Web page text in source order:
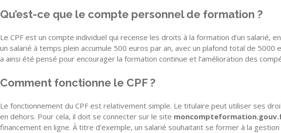
Qu’est-ce que le compte personnel de formation ?
Le CPF est un compte individuel qui recense les droits à la formation d’un
un salarié à temps plein accumule 500 euros par an, avec un plafond total de
a ainsi été pensé pour encourager la formation continue et l’amélioration des
Comment fonctionne le CPF ?
Le fonctionnement du CPF est relativement simple. Le titulaire peut utiliser ses
en dehors. Pour cela, il doit se connecter sur le site
financement en ligne. À titre d’exemple, un salarié souhaitant se former à la